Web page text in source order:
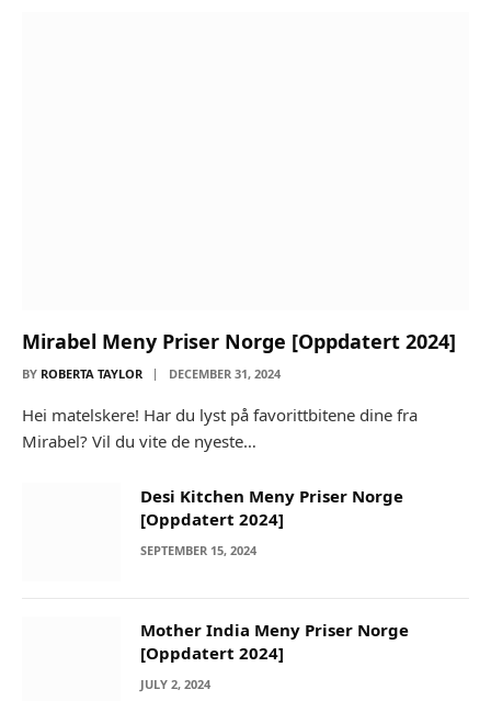
Mirabel Meny Priser Norge [Oppdatert 2024]
BY ROBERTA TAYLOR DECEMBER 31, 2024
Hei matelskere! Har du lyst på favorittbitene dine fra
Mirabel? Vil du vite de nyeste…
Desi Kitchen Meny Priser Norge
[Oppdatert 2024]
SEPTEMBER 15, 2024
Mother India Meny Priser Norge
[Oppdatert 2024]
JULY 2, 2024